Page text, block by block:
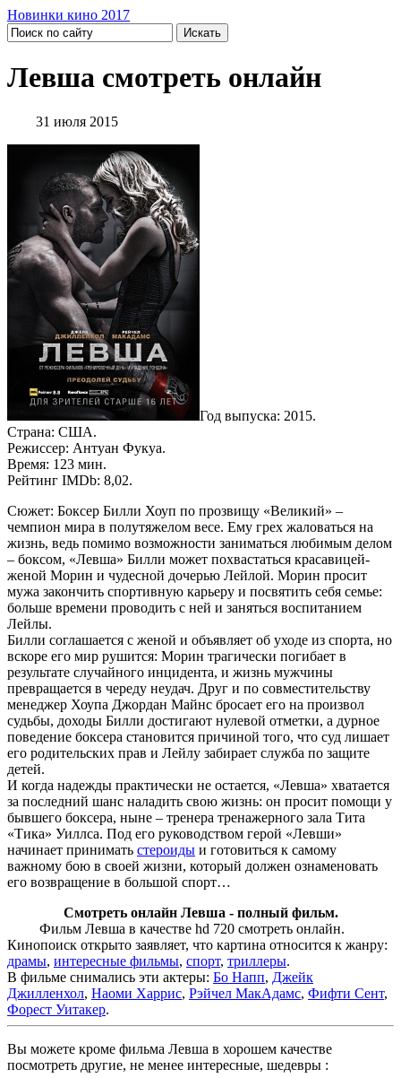
Новинки кино 2017
Левша смотреть онлайн
31 июля 2015
Год выпуска: 2015.
Страна: США.
Режиссер: Антуан Фукуа.
Время: 123 мин.
Рейтинг IMDb: 8,02.
Сюжет: Боксер Билли Хоуп по прозвищу «Великий» –
чемпион мира в полутяжелом весе. Ему грех жаловаться на
жизнь, ведь помимо возможности заниматься любимым делом
– боксом, «Левша» Билли может похвастаться красавицей-
женой Морин и чудесной дочерью Лейлой. Морин просит
мужа закончить спортивную карьеру и посвятить себя семье:
больше времени проводить с ней и заняться воспитанием
Лейлы.
Билли соглашается с женой и объявляет об уходе из спорта, но
вскоре его мир рушится: Морин трагически погибает в
результате случайного инцидента, и жизнь мужчины
превращается в череду неудач. Друг и по совместительству
менеджер Хоупа Джордан Майнс бросает его на произвол
судьбы, доходы Билли достигают нулевой отметки, а дурное
поведение боксера становится причиной того, что суд лишает
его родительских прав и Лейлу забирает служба по защите
детей.
И когда надежды практически не остается, «Левша» хватается
за последний шанс наладить свою жизнь: он просит помощи у
бывшего боксера, ныне – тренера тренажерного зала Тита
«Тика» Уиллса. Под его руководством герой «Левши»
начинает принимать стероиды и готовиться к самому
важному бою в своей жизни, который должен ознаменовать
его возвращение в большой спорт…
Смотреть онлайн Левша - полный фильм.
Фильм Левша в качестве hd 720 смотреть онлайн.
Кинопоиск открыто заявляет, что картина относится к жанру:
драмы, интересные фильмы, спорт, триллеры.
В фильме снимались эти актеры: Бо Напп, Джейк
Джилленхол, Наоми Харрис, Рэйчел МакАдамс, Фифти Сент,
Форест Уитакер.
Вы можете кроме фильма Левша в хорошем качестве
посмотреть другие, не менее интересные, шедевры :